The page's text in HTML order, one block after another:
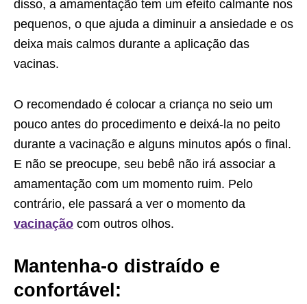
disso, a amamentação tem um efeito calmante nos
pequenos, o que ajuda a diminuir a ansiedade e os
deixa mais calmos durante a aplicação das
vacinas.
O recomendado é colocar a criança no seio um
pouco antes do procedimento e deixá-la no peito
durante a vacinação e alguns minutos após o final.
E não se preocupe, seu bebê não irá associar a
amamentação com um momento ruim. Pelo
contrário, ele passará a ver o momento da
vacinação com outros olhos.
Mantenha-o distraído e
confortável: